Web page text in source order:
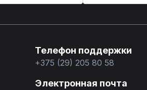
Телефон поддержки
+375 (29) 205 80 58
Электронная почта